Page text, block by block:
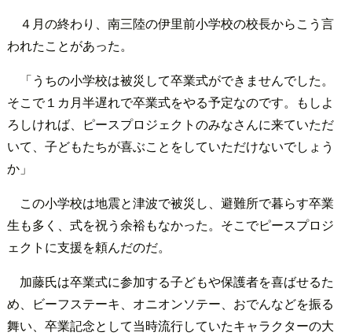
４月の終わり、南三陸の伊里前小学校の校長からこう言
われたことがあった。
「うちの小学校は被災して卒業式ができませんでした。
そこで１カ月半遅れで卒業式をやる予定なのです。もしよ
ろしければ、ピースプロジェクトのみなさんに来ていただ
いて、子どもたちが喜ぶことをしていただけないでしょう
か」
この小学校は地震と津波で被災し、避難所で暮らす卒業
生も多く、式を祝う余裕もなかった。そこでピースプロジ
ェクトに支援を頼んだのだ。
加藤氏は卒業式に参加する子どもや保護者を喜ばせるた
め、ビーフステーキ、オニオンソテー、おでんなどを振る
舞い、卒業記念として当時流行していたキャラクターの大